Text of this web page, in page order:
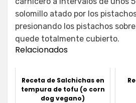
solomillo atado por los
presionando los pistachos
quede totalmente cubierto.
Relacionados
Receta de Salchichas en
tempura de tofu (o corn
dog vegano)